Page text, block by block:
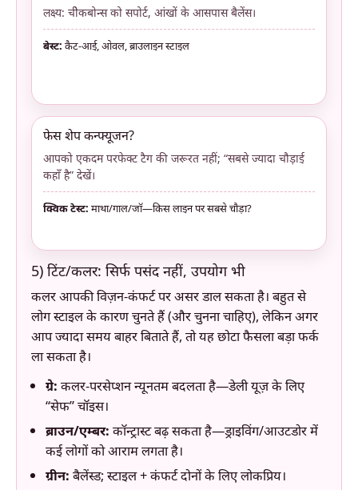
लक्ष्य: चीेकबोन्स को सपोर्ट, आंखों के आसपास बैलेंस।
बेस्ट: कैट-आई, ओवल, ब्राउलाइन स्टाइल
फेस शेप कन्फ्यूजन?
आपको एकदम परफेक्ट टैग की जरूरत नहीं; “सबसे ज्यादा चौड़ाई
कहाँ है” देखें।
क्विक टेस्ट: माथा/गाल/जॉ—किस लाइन पर सबसे चौड़ा?
5) टिंट/कलर: सिर्फ पसंद नहीं, उपयोग भी
कलर आपकी विज़न-कंफर्ट पर असर डाल सकता है। बहुत से
लोग स्टाइल के कारण चुनते हैं (और चुनना चाहिए), लेकिन अगर
आप ज्यादा समय बाहर बिताते हैं, तो यह छोटा फैसला बड़ा फर्क
ला सकता है।
ग्रे: कलर-परसेप्शन न्यूनतम बदलता है—डेली यूज़ के लिए
“सेफ” चॉइस।
ब्राउन/एम्बर: कॉन्ट्रास्ट बढ़ सकता है—ड्राइविंग/आउटडोर में
कई लोगों को आराम लगता है।
ग्रीन: बैलेंस्ड; स्टाइल + कंफर्ट दोनों के लिए लोकप्रिय।